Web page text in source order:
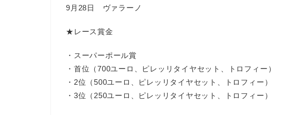
9月28日 ヴァラーノ
★レース賞金
・スーパーポール賞
・首位（700ユーロ、ピレッリタイヤセット、トロフィー）
・2位（500ユーロ、ピレッリタイヤセット、トロフィー）
・3位（250ユーロ、ピレッリタイヤセット、トロフィー）